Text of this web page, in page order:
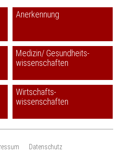
Anerkennung
Medizin/ Gesundheits-
wissenschaften
Wirtschafts-
wissenschaften
Datenschutz